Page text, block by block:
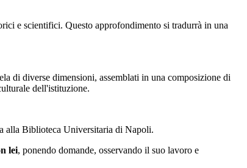
e scientifici. Questo approfondimento si tradurrà in una
di diverse dimensioni, assemblati in una composizione di
dell'istituzione.
alla Biblioteca Universitaria di Napoli.
lei, ponendo domande, osservando il suo lavoro e